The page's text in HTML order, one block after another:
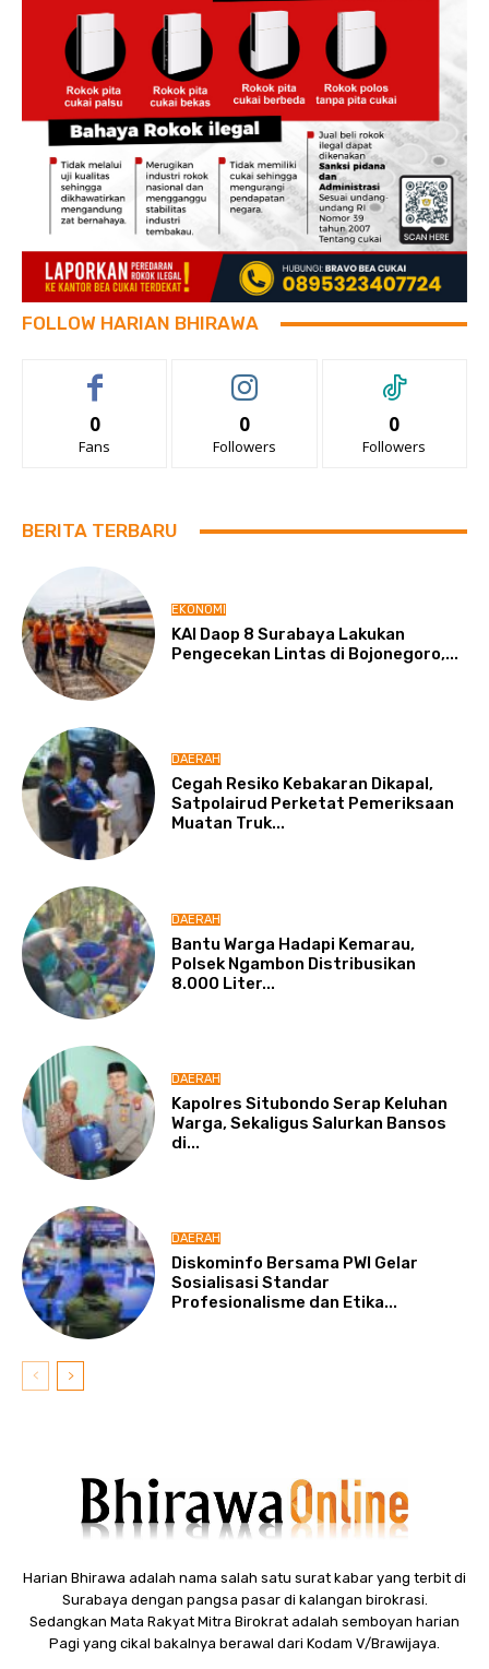
FOLLOW HARIAN BHIRAWA
0
Fans
0
Followers
0
Followers
BERITA TERBARU
EKONOMI
KAI Daop 8 Surabaya Lakukan
Pengecekan Lintas di Bojonegoro,...
DAERAH
Cegah Resiko Kebakaran Dikapal,
Satpolairud Perketat Pemeriksaan
Muatan Truk...
DAERAH
Bantu Warga Hadapi Kemarau,
Polsek Ngambon Distribusikan
8.000 Liter...
DAERAH
Kapolres Situbondo Serap Keluhan
Warga, Sekaligus Salurkan Bansos
di...
DAERAH
Diskominfo Bersama PWI Gelar
Sosialisasi Standar
Profesionalisme dan Etika...
Harian Bhirawa adalah nama salah satu surat kabar yang terbit di
Surabaya dengan pangsa pasar di kalangan birokrasi.
Sedangkan Mata Rakyat Mitra Birokrat adalah semboyan harian
Pagi yang cikal bakalnya berawal dari Kodam V/Brawijaya.